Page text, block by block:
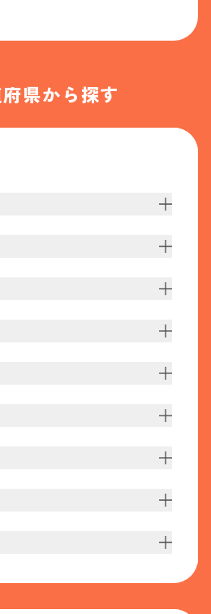
県から探す